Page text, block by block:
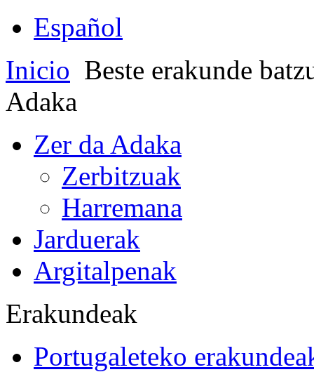
Español
Inicio Beste erakunde
Adaka
Zer da Adaka
Zerbitzuak
Harremana
Jarduerak
Argitalpenak
Erakundeak
Portugaleteko